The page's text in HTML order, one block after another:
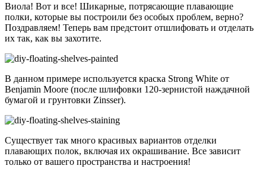
Виола! Вот и все! Шикарные, потрясающие плавающие
полки, которые вы построили без особых проблем, верно?
Поздравляем! Теперь вам предстоит отшлифовать и отделать
их так, как вы захотите.
В данном примере используется краска Strong White от
Benjamin Moore (после шлифовки 120-зернистой наждачной
бумагой и грунтовки Zinsser).
Существует так много красивых вариантов отделки
плавающих полок, включая их окрашивание. Все зависит
только от вашего пространства и настроения!